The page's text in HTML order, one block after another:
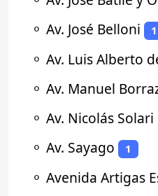
⚬ Av. José Belloni 1
⚬ Av. Luis Alberto
⚬ Av. Manuel
⚬ Av. Nicolás Solari
⚬ Av. Sayago 1
⚬ Avenida Artigas